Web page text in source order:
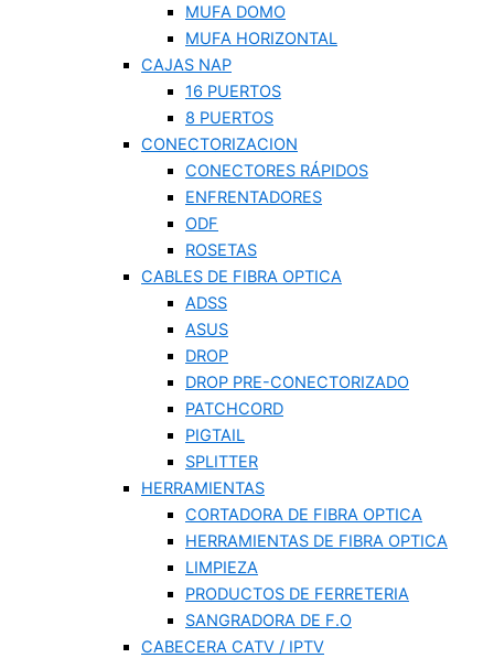
MUFA DOMO
MUFA HORIZONTAL
CAJAS NAP
16 PUERTOS
8 PUERTOS
CONECTORIZACION
CONECTORES RÁPIDOS
ENFRENTADORES
ODF
ROSETAS
CABLES DE FIBRA OPTICA
ADSS
ASUS
DROP
DROP PRE-CONECTORIZADO
PATCHCORD
PIGTAIL
SPLITTER
HERRAMIENTAS
CORTADORA DE FIBRA OPTICA
HERRAMIENTAS DE FIBRA OPTICA
LIMPIEZA
PRODUCTOS DE FERRETERIA
SANGRADORA DE F.O
CABECERA CATV / IPTV